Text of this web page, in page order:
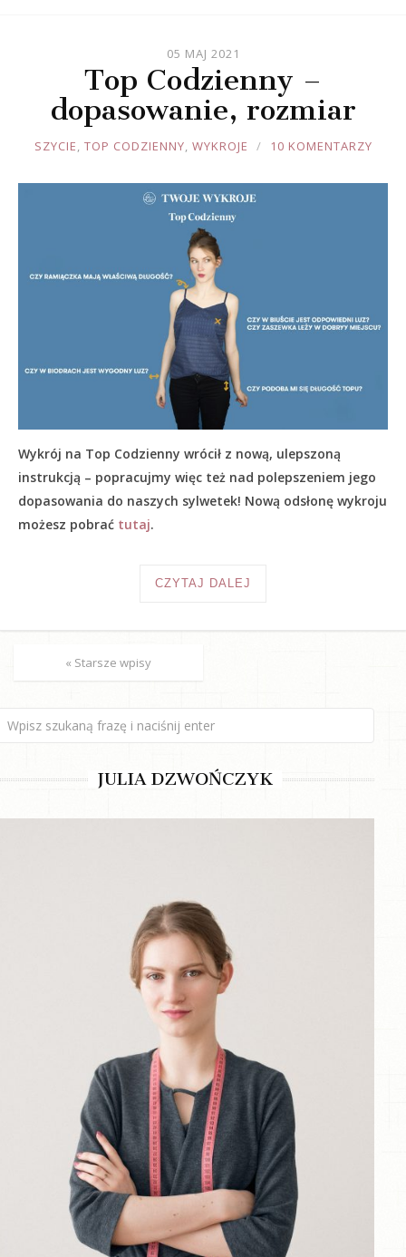
05 MAJ 2021
Top Codzienny –
dopasowanie, rozmiar
JOULE
SZYCIE, TOP CODZIENNY, WYKROJE 10 KOMENTARZY
Wykrój na Top Codzienny wrócił z nową, ulepszoną
instrukcją – popracujmy więc też nad polepszeniem jego
dopasowania do naszych sylwetek! Nową odsłonę wykroju
możesz pobrać tutaj.
CZYTAJ DALEJ
« Starsze wpisy
JULIA DZWOŃCZYK